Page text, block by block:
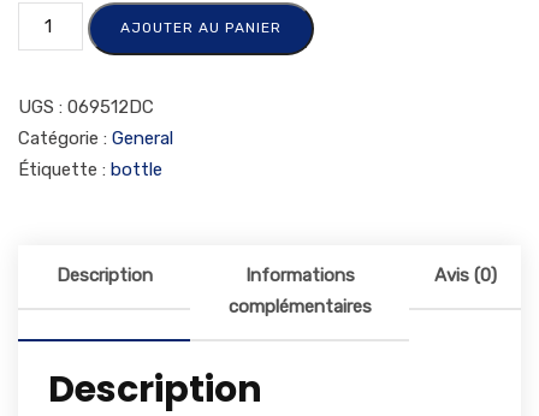
AJOUTER AU PANIER
UGS : 069512DC
Catégorie : General
Étiquette : bottle
Description
Informations
complémentaires
Avis (0)
Description